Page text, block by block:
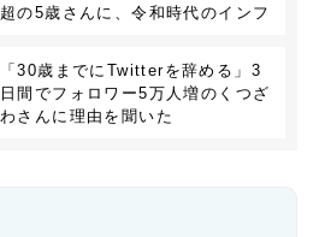
超の5歳さんに、令和時代のインフ
「30歳までにTwitterを辞める」3
日間でフォロワー5万人増のくつざ
わさんに理由を聞いた